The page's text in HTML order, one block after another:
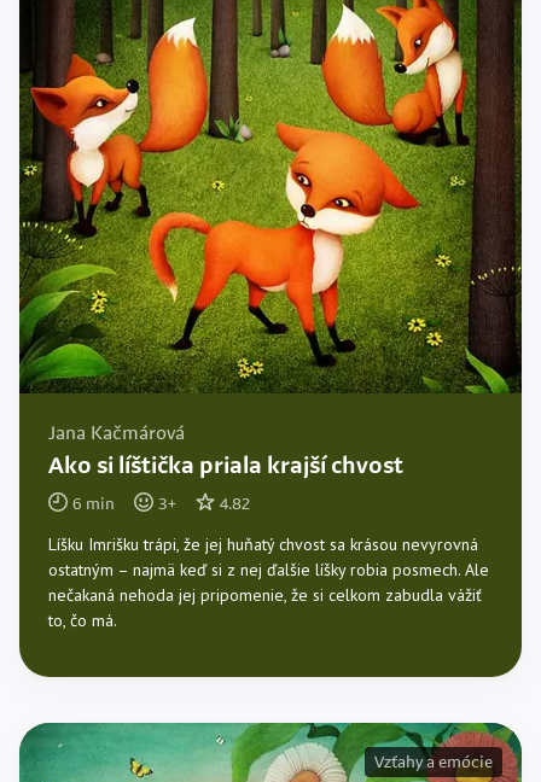
Jana Kačmárová
Ako si líštička priala krajší chvost
6 min 3+ 4.82
Líšku Imrišku trápi, že jej huňatý chvost sa krásou nevyrovná
ostatným – najmä keď si z nej ďalšie líšky robia posmech. Ale
nečakaná nehoda jej pripomenie, že si celkom zabudla vážiť
to, čo má.
Vzťahy a emócie